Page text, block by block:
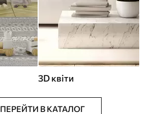
3D квіти
ПЕРЕЙТИ В КАТАЛОГ